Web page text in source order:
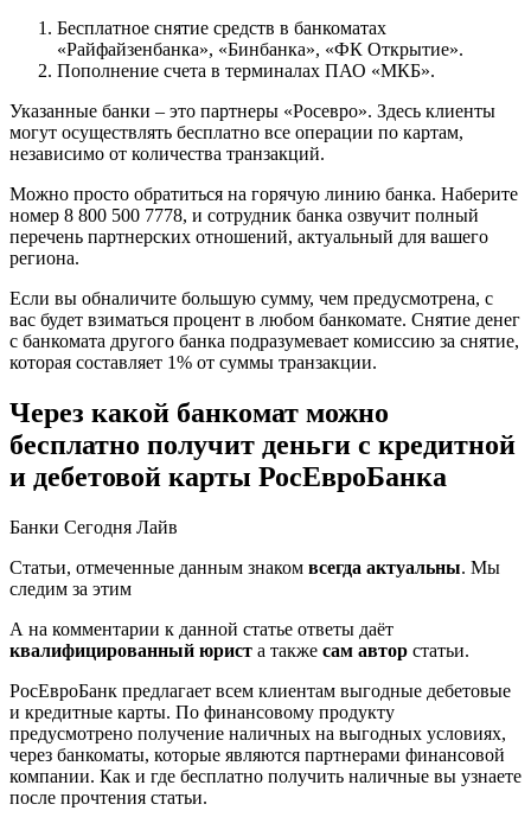
Бесплатное снятие средств в банкоматах
«Райфайзенбанка», «Бинбанка», «ФК Открытие».
Пополнение счета в терминалах ПАО «МКБ».
Указанные банки – это партнеры «Росевро». Здесь клиенты
могут осуществлять бесплатно все операции по картам,
независимо от количества транзакций.
Можно просто обратиться на горячую линию банка. Наберите
номер 8 800 500 7778, и сотрудник банка озвучит полный
перечень партнерских отношений, актуальный для вашего
региона.
Если вы обналичите большую сумму, чем предусмотрена, с
вас будет взиматься процент в любом банкомате. Снятие денег
с банкомата другого банка подразумевает комиссию за снятие,
которая составляет 1% от суммы транзакции.
Через какой банкомат можно
бесплатно получит деньги с кредитной
и дебетовой карты РосЕвроБанка
Банки Сегодня Лайв
Статьи, отмеченные данным знаком всегда актуальны. Мы
следим за этим
А на комментарии к данной статье ответы даёт
квалифицированный юрист а также сам автор статьи.
РосЕвроБанк предлагает всем клиентам выгодные дебетовые
и кредитные карты. По финансовому продукту
предусмотрено получение наличных на выгодных условиях,
через банкоматы, которые являются партнерами финансовой
компании. Как и где бесплатно получить наличные вы узнаете
после прочтения статьи.